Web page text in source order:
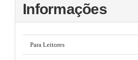
Informações
Para Leitores